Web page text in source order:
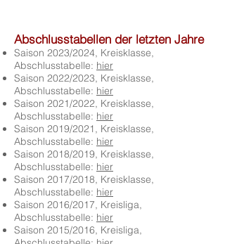
Abschlusstabellen der letzten Jahre
Saison 2023/2024, Kreisklasse,
Abschlusstabelle: hier
Saison 2022/2023, Kreisklasse,
Abschlusstabelle: hier
Saison 2021/2022, Kreisklasse,
Abschlusstabelle: hier
Saison 2019/2021, Kreisklasse,
Abschlusstabelle: hier
Saison 2018/2019, Kreisklasse,
Abschlusstabelle: hier
Saison 2017/2018, Kreisklasse,
Abschlusstabelle: hier
Saison 2016/2017, Kreisliga,
Abschlusstabelle: hier
Saison 2015/2016, Kreisliga,